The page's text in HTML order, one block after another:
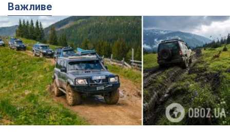
Важливе